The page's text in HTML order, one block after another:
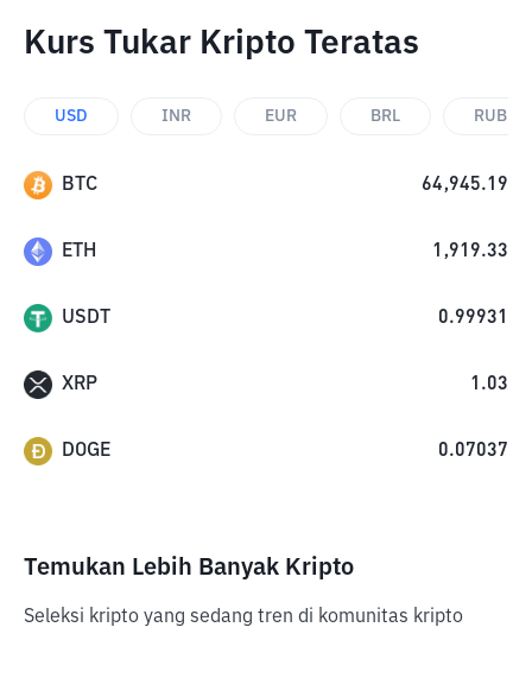
Kurs Tukar Kripto Teratas
USD INR EUR BRL RUB
BTC 64,945.19
ETH 1,919.33
USDT 0.99931
XRP 1.03
DOGE 0.07037
Temukan Lebih Banyak Kripto
Seleksi kripto yang sedang tren di komunitas kripto